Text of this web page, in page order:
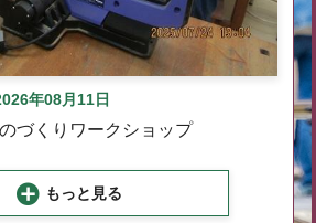
年08月11日
づくりワークショップ
もっと見る